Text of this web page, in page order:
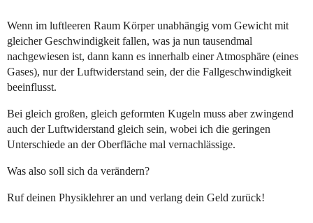
Wenn im luftleeren Raum Körper unabhängig vom Gewicht mit
gleicher Geschwindigkeit fallen, was ja nun tausendmal
nachgewiesen ist, dann kann es innerhalb einer Atmosphäre (eines
Gases), nur der Luftwiderstand sein, der die Fallgeschwindigkeit
beeinflusst.
Bei gleich großen, gleich geformten Kugeln muss aber zwingend
auch der Luftwiderstand gleich sein, wobei ich die geringen
Unterschiede an der Oberfläche mal vernachlässige.
Was also soll sich da verändern?
Ruf deinen Physiklehrer an und verlang dein Geld zurück!